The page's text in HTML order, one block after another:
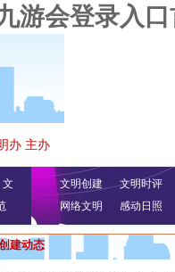
游会登录入
办 主办
文
文明创建 文明时评
网络文明
感动日照
建动态